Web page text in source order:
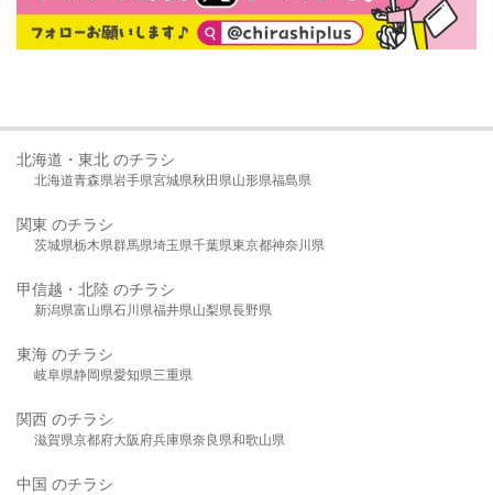
北海道・東北 のチラシ
北海道青森県岩手県宮城県秋田県山形県福島県
関東 のチラシ
茨城県栃木県群馬県埼玉県千葉県東京都神奈川県
甲信越・北陸 のチラシ
新潟県富山県石川県福井県山梨県長野県
東海 のチラシ
岐阜県静岡県愛知県三重県
関西 のチラシ
滋賀県京都府大阪府兵庫県奈良県和歌山県
中国 のチラシ